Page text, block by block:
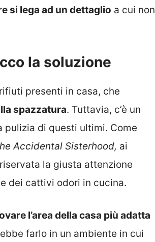
si lega ad un dettaglio a cui non
la soluzione
presenti in casa, che
spazzatura. Tuttavia, c’è un
di questi ultimi. Come
Accidental Sisterhood, ai
la giusta attenzione
dei cattivi odori in cucina.
l’area della casa più adatta
farlo in un ambiente in cui